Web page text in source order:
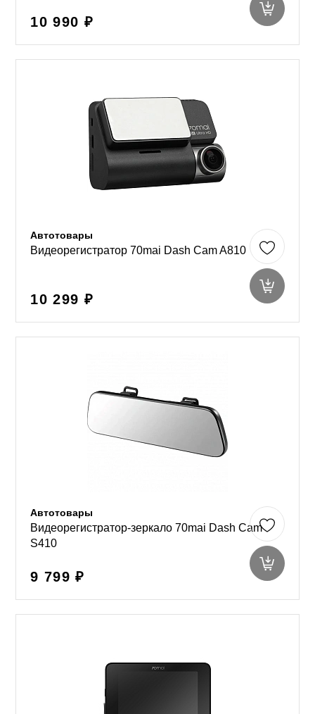
10 990 ₽
Автотовары
Видеорегистратор 70mai Dash Cam A810
10 299 ₽
Автотовары
Видеорегистратор-зеркало 70mai Dash Cam
S410
9 799 ₽